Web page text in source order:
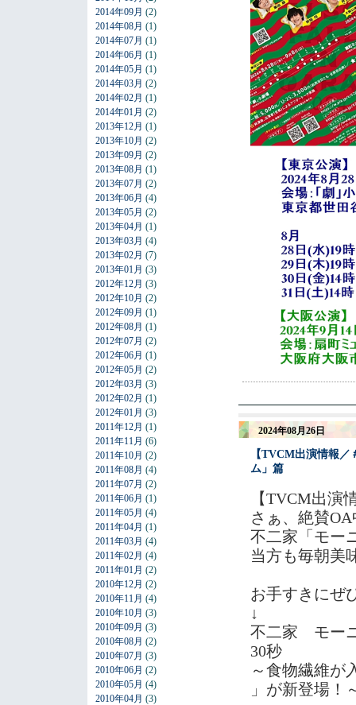
2014年09月 (2)
2014年08月 (1)
2014年07月 (1)
2014年06月 (1)
2014年05月 (1)
2014年03月 (2)
2014年02月 (1)
2014年01月 (2)
2013年12月 (1)
2013年10月 (2)
2013年09月 (2)
2013年08月 (1)
2013年07月 (2)
2013年06月 (4)
2013年05月 (2)
2013年04月 (1)
2013年03月 (4)
2013年02月 (7)
2013年01月 (3)
2012年12月 (3)
2012年10月 (2)
2012年09月 (1)
2012年08月 (1)
2012年07月 (2)
2012年06月 (1)
2012年05月 (2)
2012年03月 (3)
2012年02月 (1)
2012年01月 (3)
2011年12月 (1)
2011年11月 (6)
2011年10月 (2)
2011年08月 (4)
2011年07月 (2)
2011年06月 (1)
2011年05月 (4)
2011年04月 (1)
2011年03月 (4)
2011年02月 (4)
2011年01月 (2)
2010年12月 (2)
2010年11月 (4)
2010年10月 (3)
2010年09月 (3)
2010年08月 (2)
2010年07月 (3)
2010年06月 (2)
2010年05月 (4)
2010年04月 (3)
2024年08月26日
【TVCM出演情報
ム」篇
【TVCM出演
さぁ、絶賛
不二家「モー
当方も毎朝美
お手すきにぜ
↓
不二家 モー
30秒
～食物繊維が
」が新登場！